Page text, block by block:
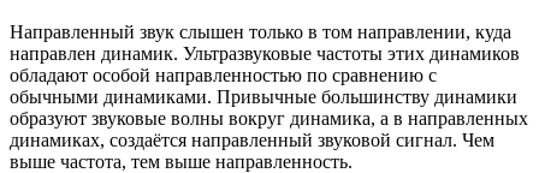
Направленный звук слышен только в том направлении, куда
направлен динамик. Ультразвуковые частоты этих динамиков
обладают особой направленностью по сравнению с
обычными динамиками. Привычные большинству динамики
образуют звуковые волны вокруг динамика, а в направленных
динамиках, создаётся направленный звуковой сигнал. Чем
выше частота, тем выше направленность.